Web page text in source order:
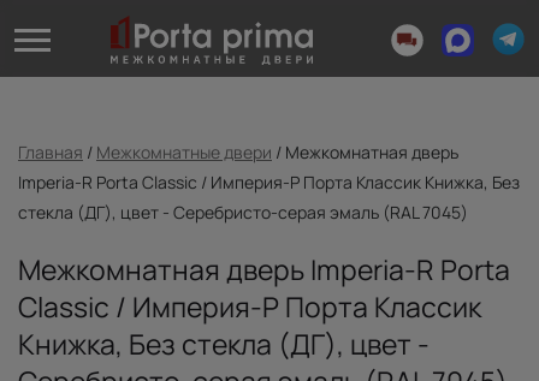
Главная / Межкомнатные двери / Межкомнатная дверь
Imperia-R Porta Classic / Империя-Р Порта Классик Книжка, Без
стекла (ДГ), цвет - Серебристо-серая эмаль (RAL 7045)
Межкомнатная дверь Imperia-R Porta
Classic / Империя-Р Порта Классик
Книжка, Без стекла (ДГ), цвет -